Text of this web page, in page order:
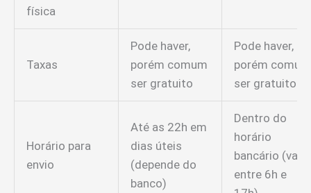
física
Taxas
Pode haver,
porém comum
ser gratuito
Pode haver,
porém comum
ser gratuito
Horário para
envio
Até as 22h em
dias úteis
(depende do
banco)
Dentro do
horário
bancário (varia
entre 6h e